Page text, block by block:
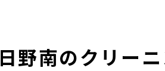
日野南のクリー